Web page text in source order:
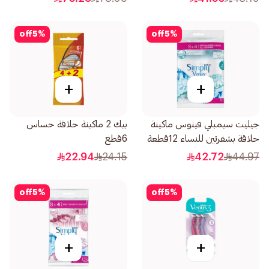
5%
off
+
جيليت سيمبلي فينوس ماكينة
حلاقة بشفرتين للنساء 12قطعة
44.97
42.72
5%
off
+
بيك 2 ماكينة حلاقة حساس
6قطع
24.15
22.94
5%
off
+
5%
off
+